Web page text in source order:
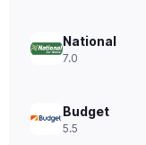
0
to
National
7.0
Budget
5.5